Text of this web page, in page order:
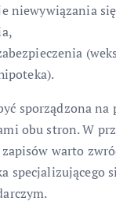
niewywiązania
sporządzona na
obu stron. W
warto
specjalizującego